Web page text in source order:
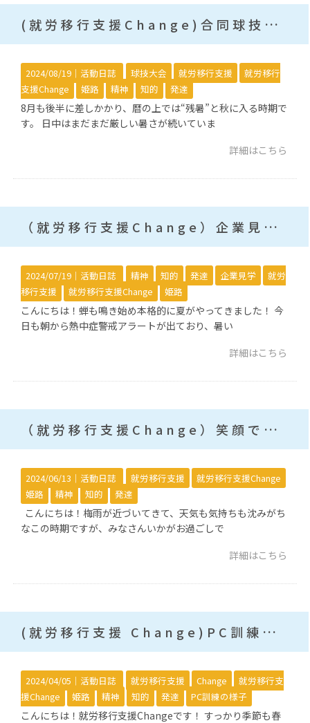
(就労移行支援Change)合同球技大会！
2024/08/19｜ 活動日誌 球技大会 就労移行支援
就労移行
支援Change
姫路 精神 知的 発達
8月も後半に差しかかり、暦の上では“残暑”と秋に入る時期で
す。 日中はまだまだ厳しい暑さが続いていま
詳細はこちら
（就労移行支援Change）企業見学！
2024/07/19｜ 活動日誌 精神 知的 発達 企業見学
就労
移行支援
就労移行支援Change 姫路
こんにちは！蝉も鳴き始め本格的に夏がやってきました！ 今
日も朝から熱中症警戒アラートが出ており、暑い
詳細はこちら
（就労移行支援Change）笑顔であいさつ！
2024/06/13｜ 活動日誌 就労移行支援
就労移行支援Change
姫路
精神 知的 発達
こんにちは！梅雨が近づいてきて、天気も気持ちも沈みがち
なこの時期ですが、みなさんいかがお過ごしで
詳細はこちら
(就労移行支援 Change)PC訓練の様子
2024/04/05｜ 活動日誌 就労移行支援 Change
就労移行支
援Change
姫路 精神 知的 発達 PC訓練の様子
こんにちは！就労移行支援Changeです！ すっかり季節も春